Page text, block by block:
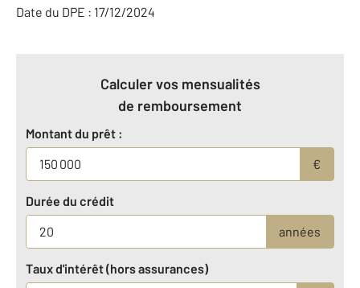
Date du DPE : 17/12/2024
Calculer vos mensualités
de remboursement
Montant du prêt :
€
Durée du crédit
années
Taux d'intérêt (hors assurances)